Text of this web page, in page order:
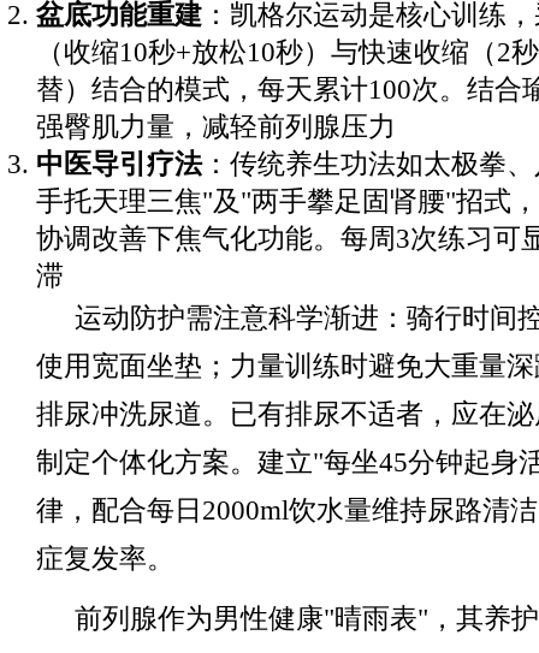
盆底功能重建 ：凯格尔运动是核心训练
（收缩10秒+放松10秒）与快速收缩（2
替）结合的模式，每天累计100次。结合
强臀肌力量，减轻前列腺压力
中医导引疗法：传统养生功法如太极拳
手托天理三焦"及"两手攀足固肾腰"招式
协调改善下焦气化功能。每周3次练习可
滞
运动防护需注意科学渐进：骑行时间
使用宽面坐垫；力量训练时避免大重量
排尿冲洗尿道。已有排尿不适者，应在
制定个体化方案。建立"每坐45分钟起身
律，配合每日2000ml饮水量维持尿路清
症复发率。
前列腺作为男性健康"晴雨表"，其养